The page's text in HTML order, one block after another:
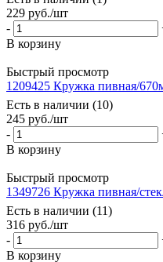
229 руб./шт
-
В корзину
Быстрый просмотр
1209425 Кружка пивная/
Есть в наличии (10)
245 руб./шт
-
В корзину
Быстрый просмотр
1349726 Кружка пивная/
Есть в наличии (11)
316 руб./шт
-
В корзину